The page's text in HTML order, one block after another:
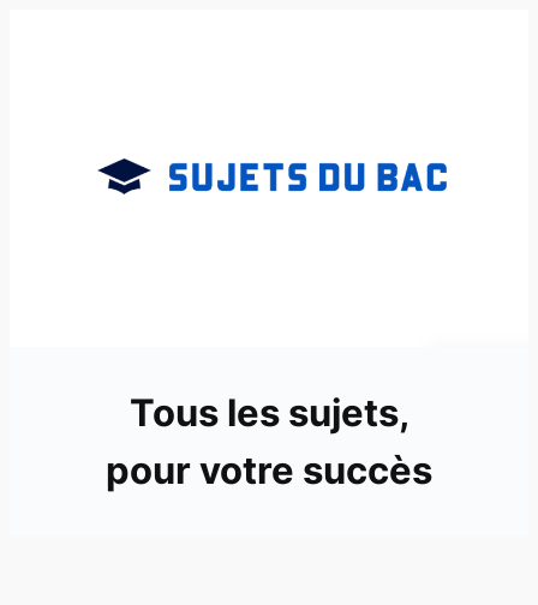
Tous les sujets,
pour votre succès